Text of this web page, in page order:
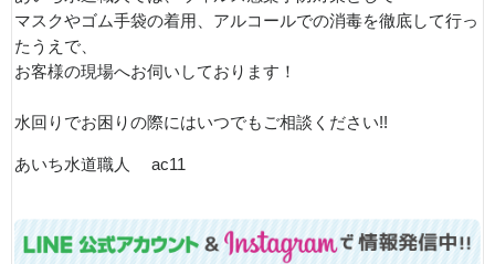
マスクやゴム手袋の着用、アルコールでの消毒を徹底して行っ
たうえで、
お客様の現場へお伺いしております！
水回りでお困りの際にはいつでもご相談ください!!
あいち水道職人 ac11